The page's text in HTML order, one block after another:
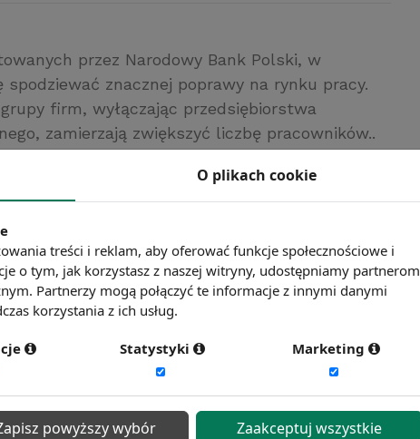
przez Narodowy Bank Polski, w
znacznej poprawy na rynku pracy.
firm, wyłączając przedsiębiorstwa
zamierzają zwiększyć liczbę pracowników..
poprawy możemy się spodziewać w
wśród eksporterów oraz w firmach z udziałem
wiadomości
O plikach cookie
treści i reklam, aby oferować funkcje społecznościowe i
o tym, jak korzystasz z naszej witryny, udostępniamy partnerom
Partnerzy mogą połączyć te informacje z innymi danymi
korzystania z ich usług.
Statystyki Marketing
powyższy wybór Zaakceptuj wszystkie